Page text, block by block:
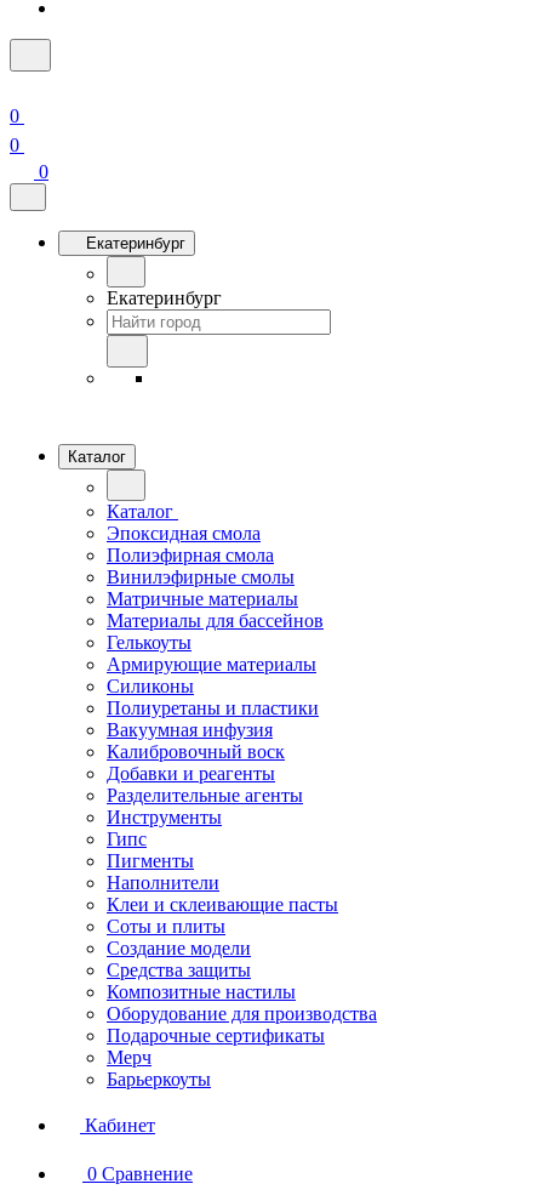
0
0
0
Екатеринбург
Екатеринбург
Каталог
Каталог
Эпоксидная смола
Полиэфирная смола
Винилэфирные смолы
Матричные материалы
Материалы для бассейнов
Гелькоуты
Армирующие материалы
Силиконы
Полиуретаны и пластики
Вакуумная инфузия
Калибровочный воск
Добавки и реагенты
Разделительные агенты
Инструменты
Гипс
Пигменты
Наполнители
Клеи и склеивающие пасты
Соты и плиты
Создание модели
Средства защиты
Композитные настилы
Оборудование для производства
Подарочные сертификаты
Мерч
Барьеркоуты
Кабинет
0 Сравнение